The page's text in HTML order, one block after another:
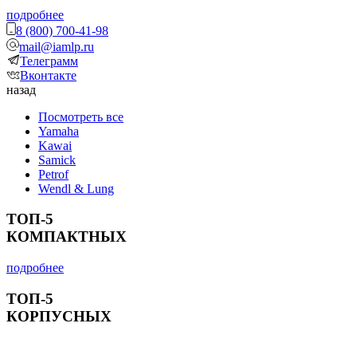
подробнее
8 (800) 700-41-98
mail@iamlp.ru
Телеграмм
Вконтакте
назад
Посмотреть все
Yamaha
Kawai
Samick
Petrof
Wendl & Lung
ТОП-5
КОМПАКТНЫХ
подробнее
ТОП-5
КОРПУСНЫХ